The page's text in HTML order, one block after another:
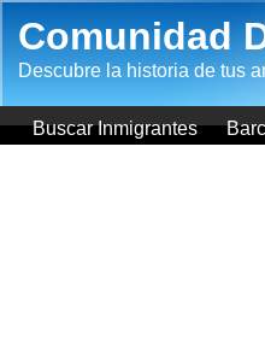
Comunidad
Descubre la historia de tus
Buscar Inmigrantes